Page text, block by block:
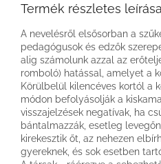
Termék részletes leírása
A nevelésről elsősorban a
pedagógusok és edzők
alig számolunk azzal az
romboló) hatással, amelyet a
Körülbelül kilencéves kortól a
módon befolyásolják a
visszajelzések negatívak, ha
bántalmazzák, esetleg
kirekesztik őt, az nehezen
gyereknek, és sok esetben